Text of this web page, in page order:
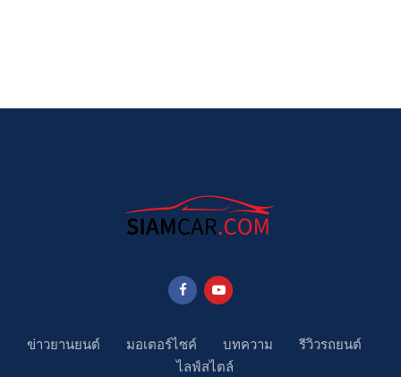
ข่าวยานยนต์ มอเตอร์ไซค์ บทความ
รีวิวรถยนต์
ไลฟ์สไตล์